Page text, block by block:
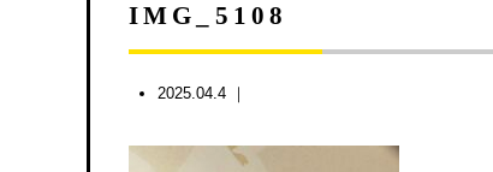
IMG_5108
2025.04.4 ｜